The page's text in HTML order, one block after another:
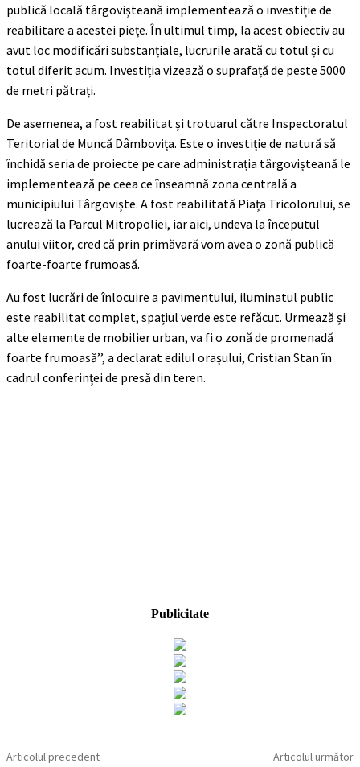
publică locală târgovișteană implementează o investiție de
reabilitare a acestei piețe. În ultimul timp, la acest obiectiv au
avut loc modificări substanțiale, lucrurile arată cu totul și cu
totul diferit acum. Investiția vizează o suprafață de peste 5000
de metri pătrați.
De asemenea, a fost reabilitat și trotuarul către Inspectoratul
Teritorial de Muncă Dâmbovița. Este o investiție de natură să
închidă seria de proiecte pe care administrația târgovișteană le
implementează pe ceea ce înseamnă zona centrală a
municipiului Târgoviște. A fost reabilitată Piața Tricolorului, se
lucrează la Parcul Mitropoliei, iar aici, undeva la începutul
anului viitor, cred că prin primăvară vom avea o zonă publică
foarte-foarte frumoasă.
Au fost lucrări de înlocuire a pavimentului, iluminatul public
este reabilitat complet, spațiul verde este refăcut. Urmează și
alte elemente de mobilier urban, va fi o zonă de promenadă
foarte frumoasă’’, a declarat edilul orașului, Cristian Stan în
cadrul conferinței de presă din teren.
Publicitate
Articolul precedent Articolul următor